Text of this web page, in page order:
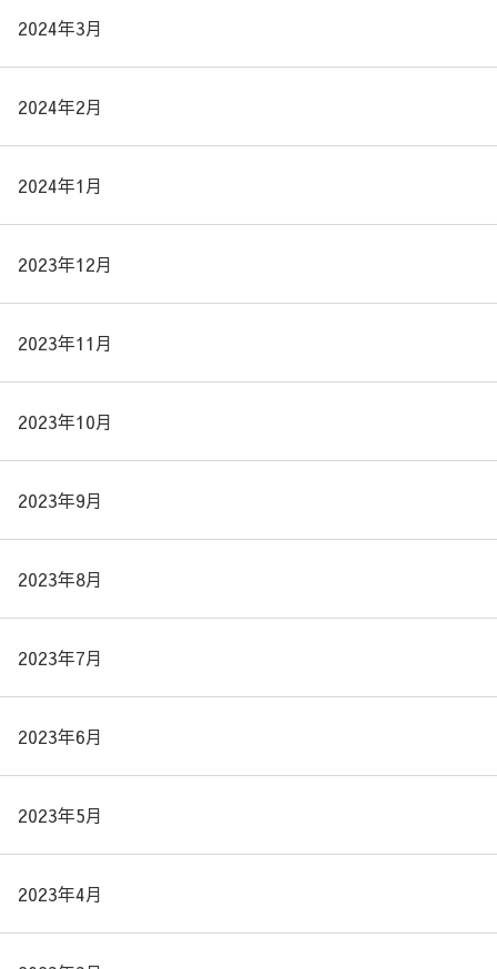
2024年3月
2024年2月
2024年1月
2023年12月
2023年11月
2023年10月
2023年9月
2023年8月
2023年7月
2023年6月
2023年5月
2023年4月